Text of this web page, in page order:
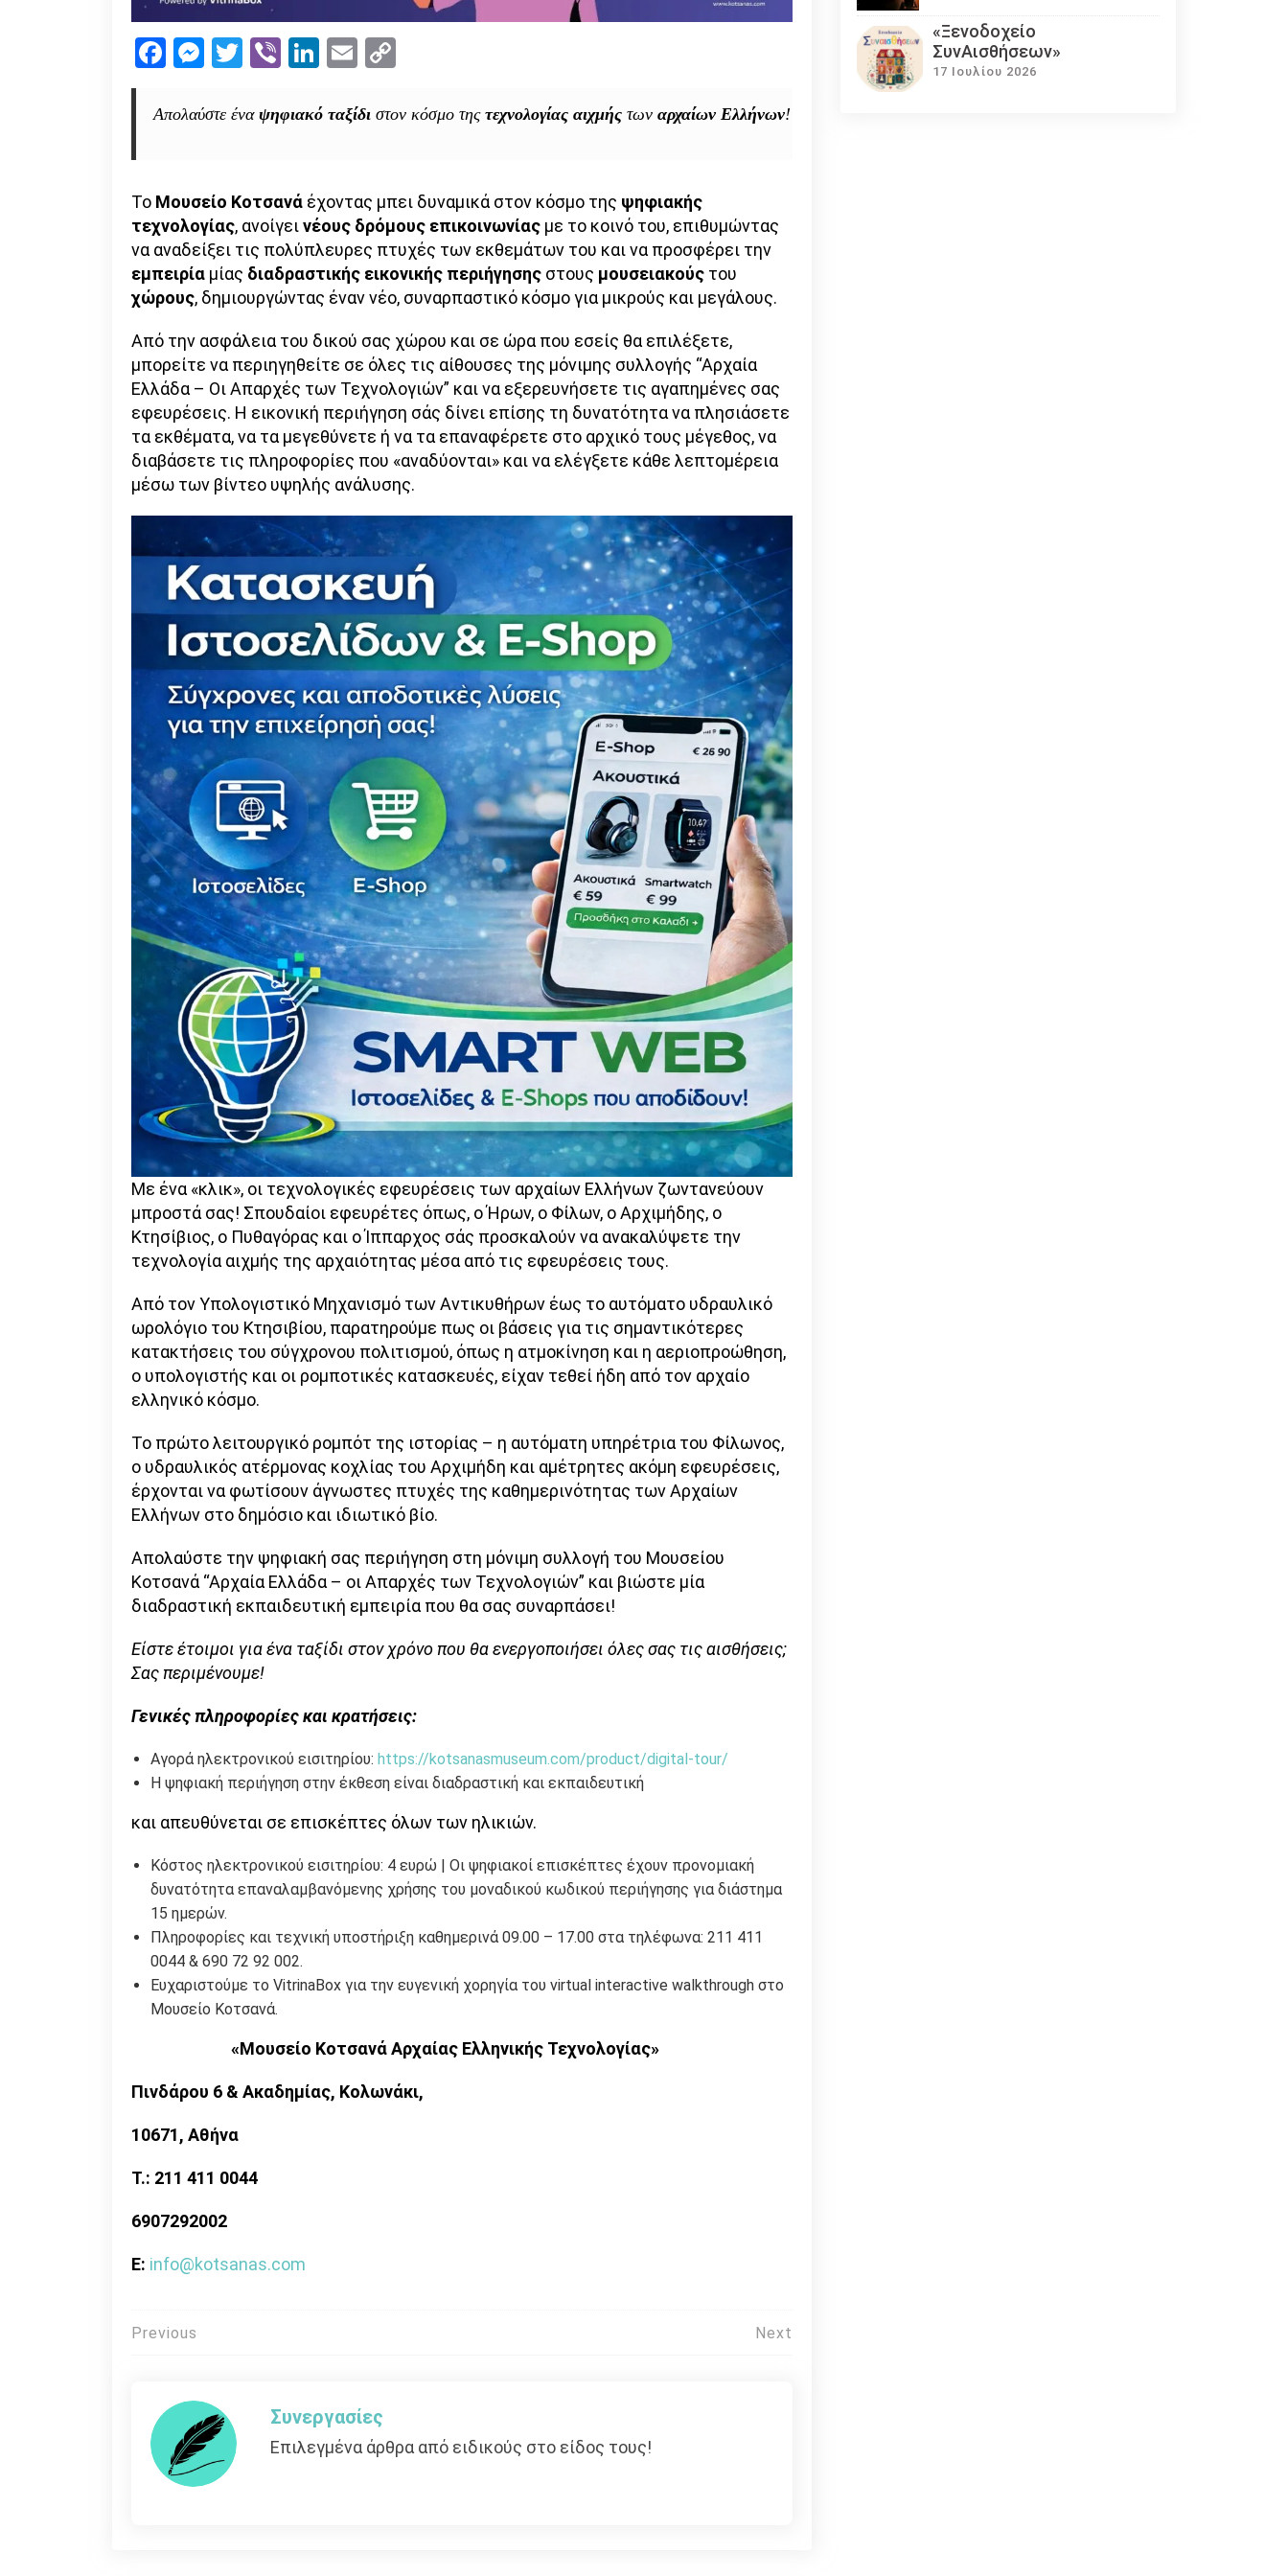
Facebook
Messenger
Twitter
ViberLinkedIn
Email
Απολαύστε ένα ψηφιακό ταξίδιστον κόσμο της τεχνολογίας αιχμήςτων αρχαίων Ελλήνων!
Το Μουσείο Κοτσανά έχοντας μπει δυναμικά στον κόσμο της ψηφιακής
τεχνολογίας, ανοίγεινέους δρόμους επικοινωνίας με το κοινό του, επιθυμώντας
να αναδείξει τις πολύπλευρες πτυχές των εκθεμάτων του και να προσφέρει την
εμπειρία μίας διαδραστικής εικονικής περιήγησης στους μουσειακούς του
χώρους, δημιουργώντας έναν νέο, συναρπαστικό κόσμο για μικρούς και μεγάλους.
Από την ασφάλεια του δικού σας χώρου και σε ώρα που εσείς θα επιλέξετε,
μπορείτε να περιηγηθείτε σε όλες τις αίθουσες της μόνιμης συλλογής “Αρχαία
Ελλάδα – Οι Aπαρχές των Τεχνολογιών” και να εξερευνήσετε τις αγαπημένες σας
εφευρέσεις. Η εικονική περιήγηση σάς δίνει επίσης τη δυνατότητα να πλησιάσετε
τα εκθέματα, να τα μεγεθύνετε ή να τα επαναφέρετε στο αρχικό τους μέγεθος, να
διαβάσετε τις πληροφορίες που «αναδύονται» και να ελέγξετε κάθε λεπτομέρεια
μέσω των βίντεο υψηλής ανάλυσης.
Με ένα «κλικ», οι τεχνολογικές εφευρέσεις των αρχαίων Ελλήνων ζωντανεύουν
μπροστά σας! Σπουδαίοι εφευρέτες όπως, ο Ήρων, ο Φίλων, ο Αρχιμήδης, ο
Κτησίβιος, ο Πυθαγόρας και ο Ίππαρχος σάς προσκαλούν να ανακαλύψετε την
τεχνολογία αιχμής της αρχαιότητας μέσα από τις εφευρέσεις τους.
Από τον Υπολογιστικό Μηχανισμό των Αντικυθήρων έως το αυτόματο υδραυλικό
ωρολόγιο του Κτησιβίου, παρατηρούμε πως οι βάσεις για τις σημαντικότερες
κατακτήσεις του σύγχρονου πολιτισμού, όπως η ατμοκίνηση και η αεριοπροώθηση,
ο υπολογιστής και οι ρομποτικές κατασκευές, είχαν τεθεί ήδη από τον αρχαίο
ελληνικό κόσμο.
Το πρώτο λειτουργικό ρομπότ της ιστορίας – η αυτόματη υπηρέτρια του Φίλωνος,
ο υδραυλικός ατέρμονας κοχλίας του Αρχιμήδη και αμέτρητες ακόμη εφευρέσεις,
έρχονται να φωτίσουν άγνωστες πτυχές της καθημερινότητας των Αρχαίων
Ελλήνων στο δημόσιο και ιδιωτικό βίο.
Απολαύστε την ψηφιακή σας περιήγηση στη μόνιμη συλλογή του Μουσείου
Κοτσανά “Αρχαία Ελλάδα – οι Απαρχές των Τεχνολογιών” και βιώστε μία
διαδραστική εκπαιδευτική εμπειρία που θα σας συναρπάσει!
Είστε έτοιμοι για ένα ταξίδι στον χρόνο που θα ενεργοποιήσει όλες σας τις αισθήσεις;
Σας περιμένουμε!
Γενικές πληροφορίες και κρατήσεις:
Αγορά ηλεκτρονικού εισιτηρίου: https://kotsanasmuseum.com/product/digital-tour/
Η ψηφιακή περιήγηση στην έκθεση είναι διαδραστική και εκπαιδευτική
και απευθύνεται σε επισκέπτες όλων των ηλικιών.
Κόστος ηλεκτρονικού εισιτηρίου: 4 ευρώ | Οι ψηφιακοί επισκέπτες έχουν προνομιακή
δυνατότητα επαναλαμβανόμενης χρήσης του μοναδικού κωδικού περιήγησης για διάστημα
15 ημερών.
Πληροφορίες και τεχνική υποστήριξη καθημερινά 09.00 – 17.00 στα τηλέφωνα: 211 411
0044 & 690 72 92 002.
Ευχαριστούμε το VitrinaBox για την ευγενική χορηγία του virtual interactive walkthrough στο
Μουσείο Κοτσανά.
«Μουσείο Κοτσανά Αρχαίας Ελληνικής Τεχνολογίας»
Πινδάρου 6 & Ακαδημίας, Κολωνάκι,
10671, Αθήνα
T.: 211 411 0044
6907292002
Ε: info@kotsanas.com
Πλοήγηση
Previous Next
Συνεργασίες
Επιλεγμένα άρθρα από ειδικούς στο είδος τους!
«Ξενοδοχείο
ΣυνΑισθήσεων»
17 Ιουλίου 2026